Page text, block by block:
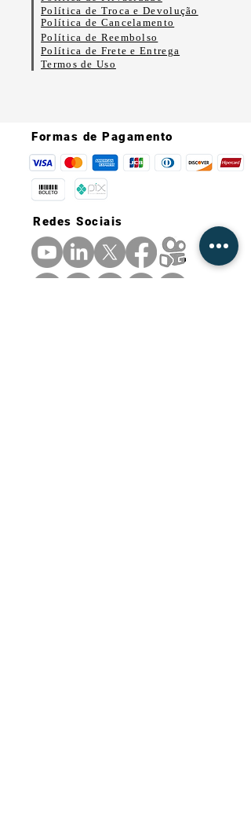
Política de Troca e Devolução
Política de Cancelamento
Política de Reembolso
Política de Frete e Entrega
Termos de Uso
Formas de Pagamento
Redes Sociais